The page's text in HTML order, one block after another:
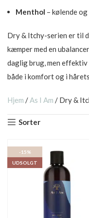
Menthol – kølende
Dry & Itchy-serien er til
kæmper med en
daglig brug, men
både i komfort og i
Hjem /As I Am / Dry &
Sorter
-15%
UDSOLGT